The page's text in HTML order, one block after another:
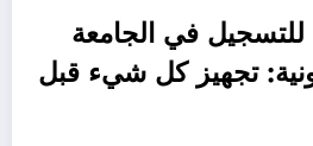
للتسجيل في الجامعة
تجهيز كل شيء قبل